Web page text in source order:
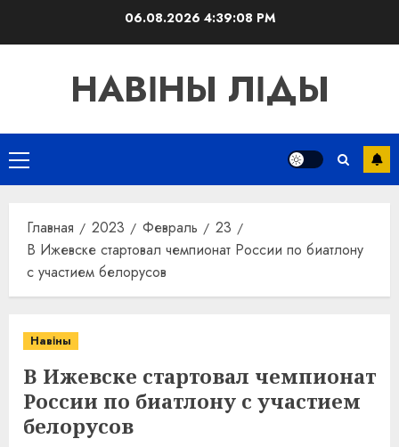
06.08.2026 4:39:08 PM
НАВІНЫ ЛІДЫ
Основное
меню
Главная 2023 Февраль
23
В Ижевске стартовал чемпионат России по биатлону
с участием белорусов
Навіны
В Ижевске стартовал чемпионат
России по биатлону с участием
белорусов